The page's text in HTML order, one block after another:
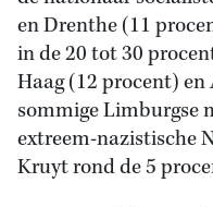
en Drenthe (11
in de 20 tot 30
Haag (12 procent)
sommige Limburgse
extreem-nazistische
Kruyt rond de 5